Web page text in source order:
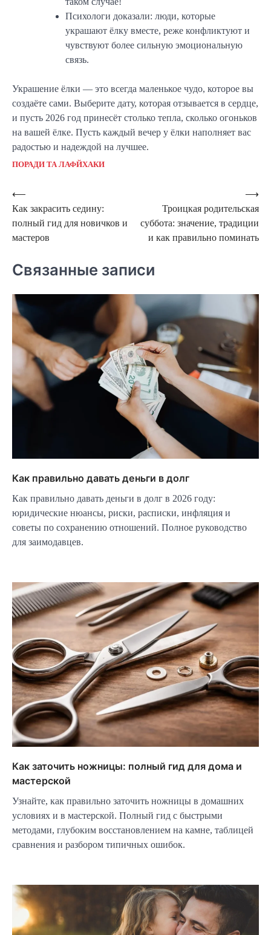
Психологи доказали: люди, которые
украшают ёлку вместе, реже конфликтуют и
чувствуют более сильную эмоциональную
связь.
Украшение ёлки — это всегда маленькое чудо, которое вы
создаёте сами. Выберите дату, которая отзывается в сердце,
и пусть 2026 год принесёт столько тепла, сколько огоньков
на вашей ёлке. Пусть каждый вечер у ёлки наполняет вас
радостью и надеждой на лучшее.
ПОРАДИ ТА ЛАФЙХАКИ
Навигация
по
записям
⟵
Как закрасить седину:
полный гид для новичков и
мастеров
Троицкая родительская
суббота: значение, традиции
и как правильно поминать
⟶
Связанные записи
Как правильно давать деньги в долг
Как правильно давать деньги в долг в 2026 году:
юридические нюансы, риски, расписки, инфляция и
советы по сохранению отношений. Полное руководство
для заимодавцев.
Как заточить ножницы: полный гид для дома и
мастерской
Узнайте, как правильно заточить ножницы в домашних
условиях и в мастерской. Полный гид с быстрыми
методами, глубоким восстановлением на камне, таблицей
сравнения и разбором типичных ошибок.